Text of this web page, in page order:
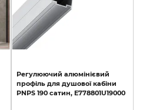
Регулюючий алюмінієвий
профіль для душової кабіни
PNPS 190 сатин, E778801U19000